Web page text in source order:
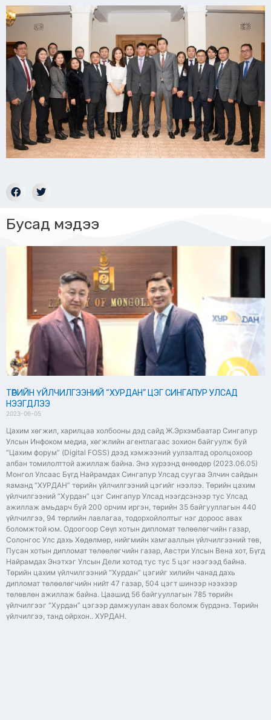
Бусад мэдээ
ТӨРИЙН ҮЙЛЧИЛГЭЭНИЙ “ХУРДАН” ЦЭГ СИНГАПУР УЛСАД
НЭЭГДЛЭЭ
2023-06-05
Цахим хөгжил, харилцаа холбооны дэд сайд Ж.Эрхэмбаатар Сингапур
Улсын Инфоком медиа, хөгжлийн агентлагаас зохион байгуулж буй
“Цахим форум” (Digital FOSS) дээд хэмжээний уулзалтад оролцохоор
албан томилолттой ажиллаж байна. Энэ хүрээнд өнөөдөр (2023.06.05)
Монгол Улсаас Бүгд Найрамдах Сингапур Улсад суугаа Элчин сайдын
яаманд “ХУРДАН” төрийн үйлчилгээний цэгийг нээлээ. Төрийн цахим
үйлчилгээний “Хурдан” цэг Сингапур Улсад нээгдсэнээр тус Улсад
ажиллаж амьдарч буй 200 орчим иргэн, төрийн 35 байгууллагын 440
үйлчилгээ, 94 төрлийн лавлагаа, тодорхойлолтыг нэг дороос авах
боломжтой юм. Одоогоор Сөүл хотын дипломат төлөөлөгчийн газар,
Солонгос Улс дахь Хөдөлмөр, нийгмийн хамгааллын үйлчилгээний төв,
Пусан хотын дипломат төлөөлөгчийн газар, Австри Улсын Вена хот, Бүгд
Найрамдах Энэтхэг Улсын Дели хотод тус тус 5 цэг нээгээд байна.
Төрийн цахим үйлчилгээний “Хурдан” цэгийг хилийн чанад дахь
дипломат төлөөлөгчийн нийт 47 газар, 504 цэгт шинээр нээхээр
төлөвлөн ажиллаж байна. Цаашид 56 байгууллагын 785 төрийн
үйлчилгээг “Хурдан” цэгээр дамжуулан авах боломж бүрдэнэ. Төрийн
үйлчилгээ, танд ойрхон.. ХУРДАН.